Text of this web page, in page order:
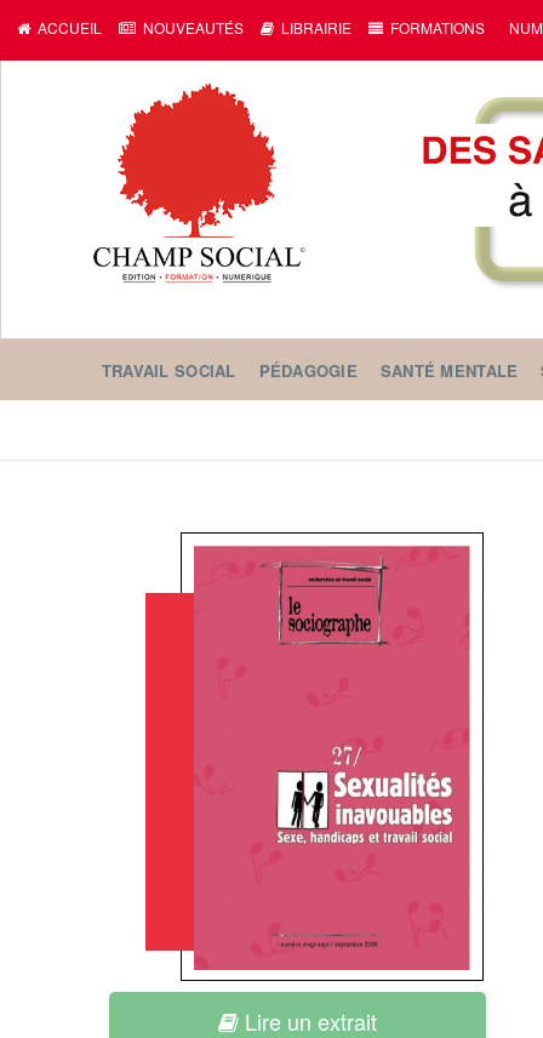
ACCUEIL NOUVEAUTÉS LIBRAIRIE FORMATIONS
TRAVAIL SOCIAL PÉDAGOGIE SANTÉ MENTALE
Lire un extrait